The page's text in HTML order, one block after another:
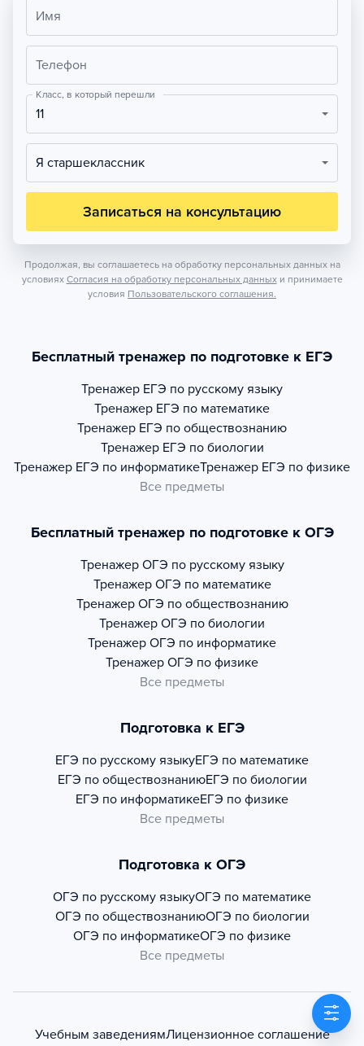
Имя
Телефон
Класс, в который перешли
11
Я старшеклассник
Записаться на консультацию
Продолжая, вы соглашаетесь на обработку персональных данных на
условиях Согласия на обработку персональных данных и принимаете
условия Пользовательского соглашения.
Бесплатный тренажер по подготовке к ЕГЭ
Тренажер ЕГЭ по русскому языку
Тренажер ЕГЭ по математике
Тренажер ЕГЭ по обществознанию
Тренажер ЕГЭ по биологии
Тренажер ЕГЭ по информатикеТренажер ЕГЭ по физике
Все предметы
Бесплатный тренажер по подготовке к ОГЭ
Тренажер ОГЭ по русскому языку
Тренажер ОГЭ по математике
Тренажер ОГЭ по обществознанию
Тренажер ОГЭ по биологии
Тренажер ОГЭ по информатике
Тренажер ОГЭ по физике
Все предметы
Подготовка к ЕГЭ
ЕГЭ по русскому языкуЕГЭ по математике
ЕГЭ по обществознаниюЕГЭ по биологии
ЕГЭ по информатикеЕГЭ по физике
Все предметы
Подготовка к ОГЭ
ОГЭ по русскому языкуОГЭ по математике
ОГЭ по обществознаниюОГЭ по биологии
ОГЭ по информатикеОГЭ по физике
Все предметы
Учебным заведениямЛицензионное соглашение